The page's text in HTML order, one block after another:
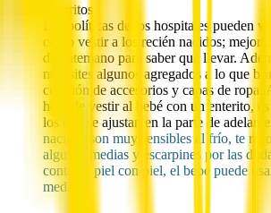
Enteritos.
Las políticas de los hospitales pueden
cómo vestir a los recién nacidos; mejor
de antemano para saber qué llevar.
necesites algunos agregados a lo que
cuestión de accesorios y capas de ropa.
hora de vestir al bebé con un enterito, es
los que se ajustan en la parte de
nacidos son muy sensibles al frío, te
algunas medias y escarpines por las
contacto piel con piel, el bebé puede
medias.